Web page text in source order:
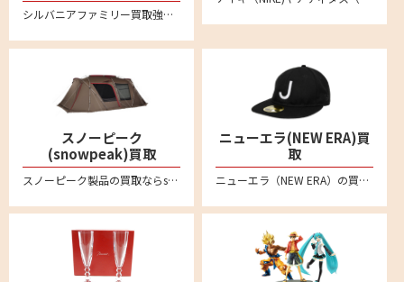
シルバニアファミリー買取強化中！人形やドールハウス、箱無しのものでもしっかり買い取ります。不要になりましたシルバニアファミリーの商品がございましたらリムーブの宅配買取をご利用ください。
スノーピーク
(snowpeak)買取
スノーピーク製品の買取ならsnowpeak買取専門リムーブにお任せ。スノーピークを売るなら、まずはリムーブにご相談ください。アメニティドーム、リビングシェル、ランドロック、タープ、焚火台、IGTシリーズなどの定番モデルから、Pro.ライン、Pro.airライン、Ivoryラインなど各種製品を喜んで買取致します。廃盤品などや希少モデルもお任せください。全国対応で送料・手数料無料の宅配買取はこちら
ニューエラ(NEW ERA)買
取
ニューエラ（NEW ERA）の買取ならリムーブ。キャップやアパレル、ゴルフアイテムなどの商品を高く売るなら宅配買取がおすすめ。ブランド品の査定なら専門店へ。送料や手数料など一切無料です